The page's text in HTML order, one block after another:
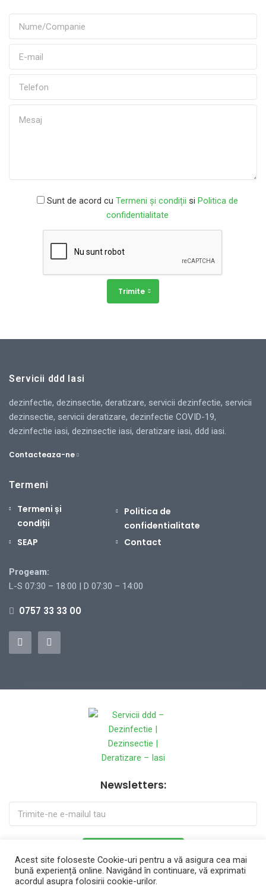
Sunt de acord cu Termeni și condiții si Politica de
confidentialitate
Trimite
Servicii ddd Iasi
dezinfectie, dezinsectie, deratizare, servicii dezinfectie, servicii
dezinsectie, servicii deratizare, dezinfectie COVID-19,
dezinfectie iasi, dezinsectie iasi, deratizare iasi, ddd iasi.
Contacteaza-ne
Termeni
Termeni și
condiții
Politica de
confidentialitate
SEAP
Contact
Progeam:
L-S 07:30 – 18:00 | D 07:30 – 14:00
0757 33 33 00
Newsletters:
Acest site foloseste Cookie-uri pentru a vă asigura cea mai
bună experiență online. Navigând în continuare, vă exprimati
acordul asupra folosirii cookie-urilor.